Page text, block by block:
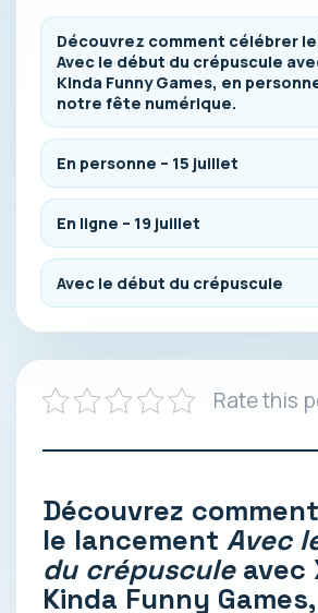
Découvrez comment célébrer
Avec le début du crépuscule
Kinda Funny Games, en
notre fête numérique.
En personne – 15 juillet
En ligne – 19 juillet
Avec le début du crépuscule
Rate this
Découvrez
le lancement Avec
du crépusculeavec
Kinda Funny